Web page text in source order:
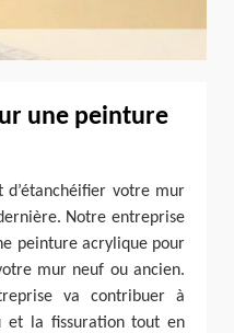
une peinture
d’étanchéifier votre mur
Notre entreprise
peinture acrylique pour
mur neuf ou ancien.
va contribuer à
et la fissuration tout en